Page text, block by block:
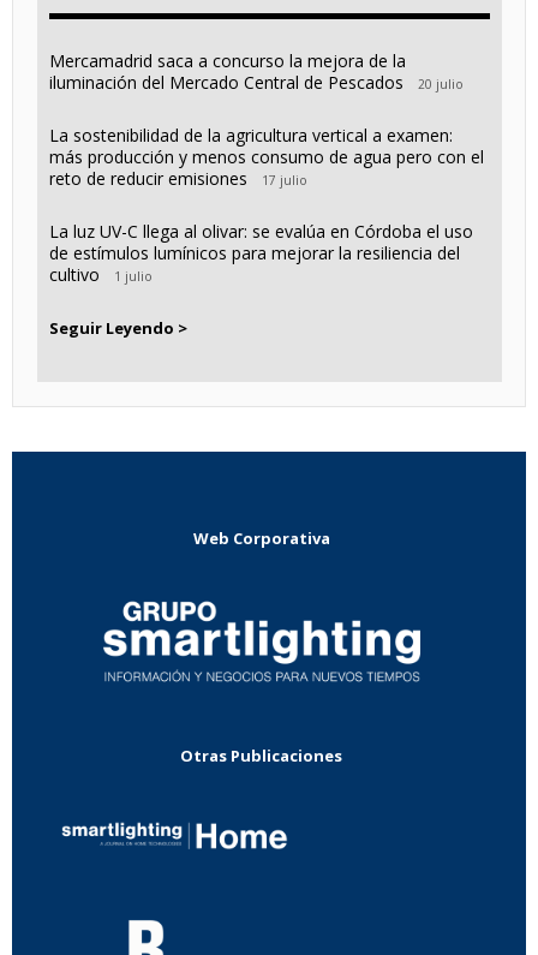
Mercamadrid saca a concurso la mejora de la
iluminación del Mercado Central de Pescados
20 julio
La sostenibilidad de la agricultura vertical a examen:
más producción y menos consumo de agua pero con el
reto de reducir emisiones
17 julio
La luz UV-C llega al olivar: se evalúa en Córdoba el uso
de estímulos lumínicos para mejorar la resiliencia del
cultivo
1 julio
Seguir Leyendo >
Web Corporativa
Otras Publicaciones